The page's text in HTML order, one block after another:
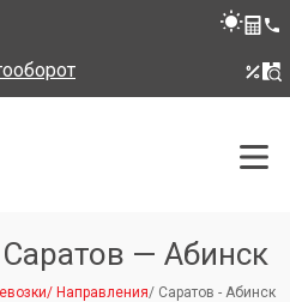
Саратов — Абинск
/ Направления/ Саратов - Абинск